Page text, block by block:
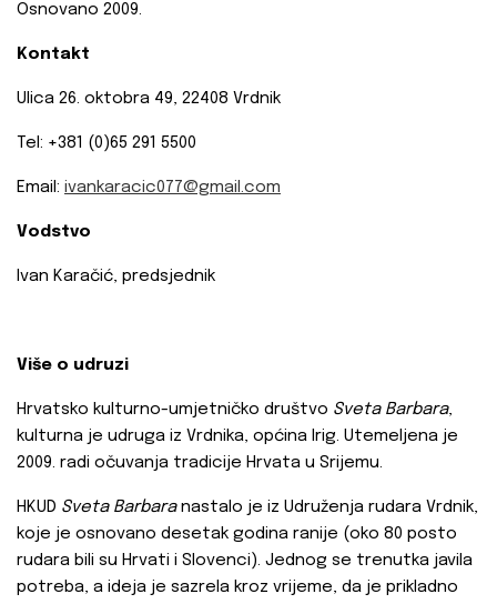
Osnovano 2009.
Kontakt
Ulica 26. oktobra 49, 22408 Vrdnik
Tel: +381 (0)65 291 5500
Email: ivankaracic077@gmail.com
Vodstvo
Ivan Karačić, predsjednik
Više o udruzi
Hrvatsko kulturno-umjetničko društvo Sveta Barbara,
kulturna je udruga iz Vrdnika, općina Irig. Utemeljena je
2009. radi očuvanja tradicije Hrvata u Srijemu.
HKUD Sveta Barbaranastalo je iz Udruženja rudara Vrdnik,
koje je osnovano desetak godina ranije (oko 80 posto
rudara bili su Hrvati i Slovenci). Jednog se trenutka javila
potreba, a ideja je sazrela kroz vrijeme, da je prikladno